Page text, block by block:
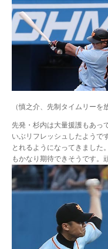
（慎之介、先制タイムリーを
先発・杉内は大量援護もあっ
いぶリフレッシュしたようで
とれるようになってきました
もかなり期待できそうです。